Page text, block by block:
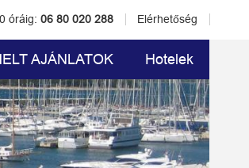
óráig: 06 80 020 288 Elérhetőség
AJÁNLATOK Hotelek